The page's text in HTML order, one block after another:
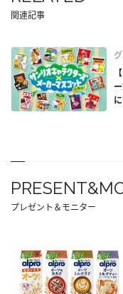
関連記事
プレゼント＆モニター